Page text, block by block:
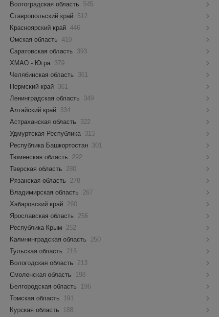
Волгоградская область
545
Ставропольский край 512
Красноярский край 446
Омская область 410
Саратовская область
393
ХМАО - Югра 379
Челябинская область
361
Пермский край 361
Ленинградская область
349
Алтайский край 334
Астраханская область
322
Удмуртская Республика 313
Республика Башкортостан 301
Тюменская область
292
Тверская область
280
Рязанская область
278
Владимирская область
267
Хабаровский край 260
Ярославская область
256
Республика Крым
252
Калининградская область
250
Тульская область
215
Вологодская область
213
Смоленская область
198
Белгородская область
196
Томская область
191
Курская область
188